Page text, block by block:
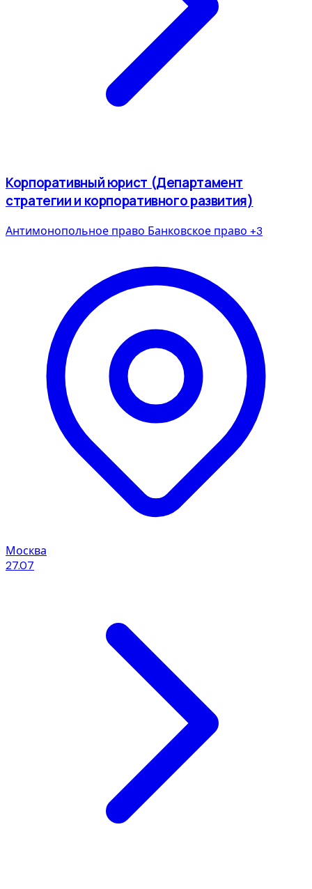
Корпоративный юрист (Департамент
стратегии и корпоративного развития)
Антимонопольное право Банковское право +3
Москва
27.07